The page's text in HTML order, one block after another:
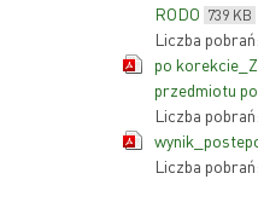
RODO 739 KB
Liczba
po
przedmiotu
Liczba
Liczba